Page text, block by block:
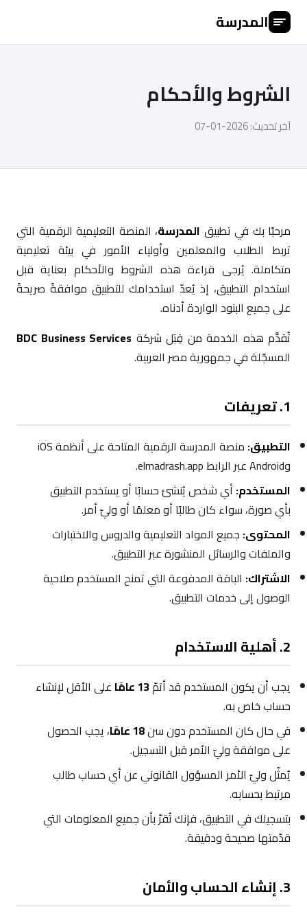
المدرسة
الشروط والأحكام
آخر تحديث: 2026-01-07
مرحبًا بك في تطبيق المدرسة، المنصة التعليمية الرقمية التي
تربط الطلاب والمعلمين وأولياء الأمور في بيئة تعليمية
متكاملة. يُرجى قراءة هذه الشروط والأحكام بعناية قبل
استخدام التطبيق، إذ يُعدّ استخدامك للتطبيق موافقةً صريحةً
على جميع البنود الواردة أدناه.
تُقدَّم هذه الخدمة من قِبَل شركة BDC Business Services
المسجّلة في جمهورية مصر العربية.
1. تعريفات
التطبيق:
منصة المدرسة الرقمية المتاحة على أنظمة iOS
وAndroid عبر الرابط elmadrash.app.
المستخدم: أي شخص يُنشئ حسابًا أو يستخدم التطبيق
بأي صورة، سواء كان طالبًا أو معلمًا أو وليّ أمر.
المحتوى: جميع المواد التعليمية والدروس والاختبارات
والملفات والرسائل المنشورة عبر التطبيق.
الاشتراك: الباقة المدفوعة التي تمنح المستخدم صلاحية
الوصول إلى خدمات التطبيق.
2. أهلية الاستخدام
يجب أن يكون المستخدم قد أتمّ13 عامًا
على الأقل لإنشاء
حساب خاص به.
في حال كان المستخدم دون سن18 عامًا
، يجب الحصول
على موافقة وليّ الأمر قبل التسجيل.
يُمثّل وليّ الأمر المسؤول القانوني عن أي حساب طالب
مرتبط بحسابه.
بتسجيلك في التطبيق، فإنك تُقرّ بأن جميع المعلومات التي
قدّمتها صحيحة ودقيقة.
3. إنشاء الحساب والأمان